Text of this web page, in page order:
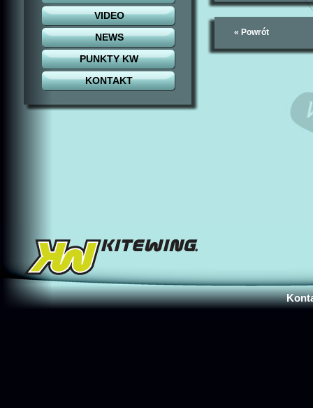
VIDEO
NEWS
PUNKTY KW
KONTAKT
« Powrót